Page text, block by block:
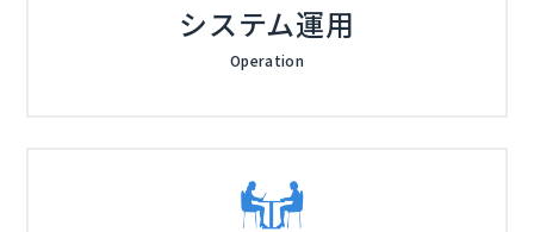
システム運用
Operation